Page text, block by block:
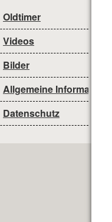
Oldtimer
Videos
Bilder
Allgemeine Informationen
Datenschutz